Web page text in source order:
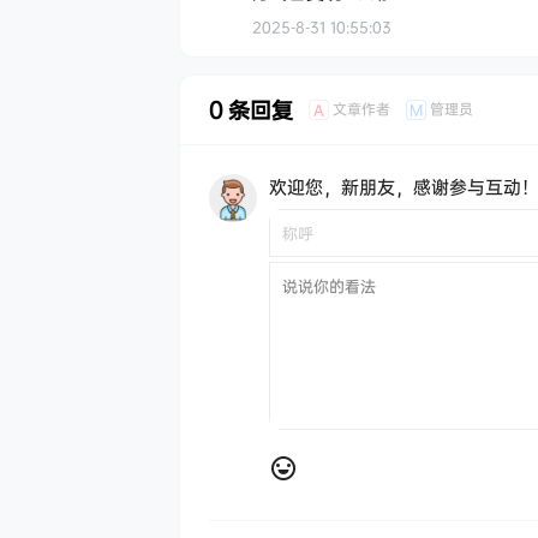
2025-8-31 10:55:03
0 条回复 A 文章作者 M 管理员
欢迎您，新朋友，感谢参与互动！